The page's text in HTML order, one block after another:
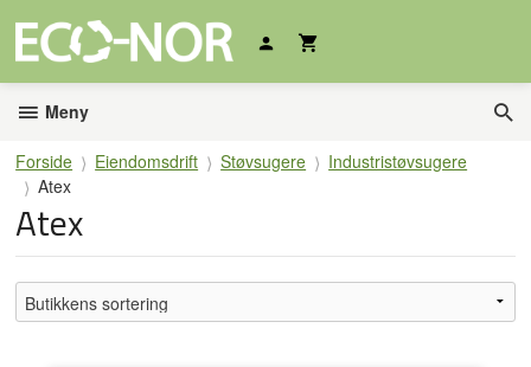
innholdet
Meny
Forside Eiendomsdrift Støvsugere
Industristøvsugere
Atex
Atex